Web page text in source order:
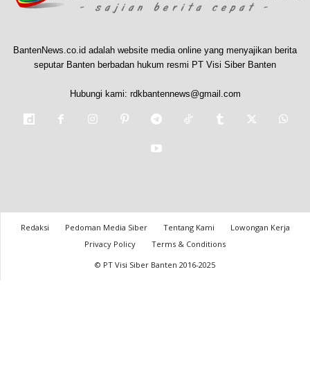
BantenNews.co.id adalah website media online yang menyajikan berita
seputar Banten berbadan hukum resmi PT Visi Siber Banten
Hubungi kami: rdkbantennews@gmail.com
Redaksi Pedoman Media Siber Tentang Kami
Lowongan Kerja
Privacy Policy
Terms & Conditions
© PT Visi Siber Banten 2016-2025